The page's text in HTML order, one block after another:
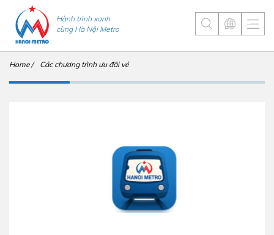
Hành trình xanh
cùng Hà Nội Metro
Home Các chương trình ưu đãi vé